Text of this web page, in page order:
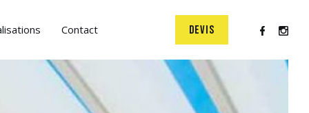
Contact DEVIS